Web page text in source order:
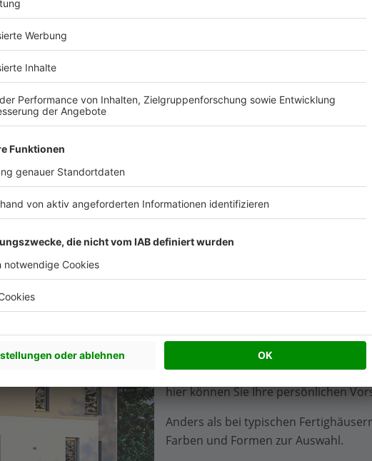
Massivhaus Wismar in Zahlen
1999
Mitarbeiter Häuser pro Jahr
Wismarer
Ihr Einfamilienhaus in Wismar bietet
Ob offene Küche, Wellness-
hier können Sie Ihre persönlichen
Anders als bei typischen
Farben und Formen zur Auswahl.